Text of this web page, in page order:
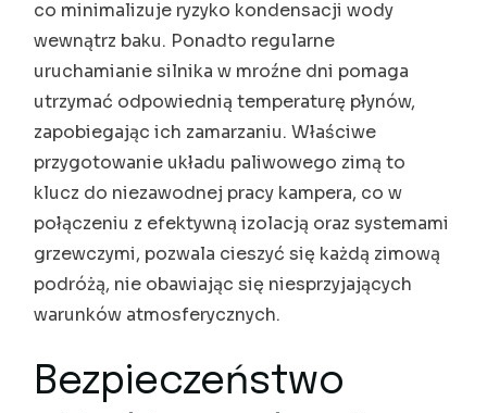
co minimalizuje ryzyko kondensacji wody
wewnątrz baku. Ponadto regularne
uruchamianie silnika w mroźne dni pomaga
utrzymać odpowiednią temperaturę płynów,
zapobiegając ich zamarzaniu. Właściwe
przygotowanie układu paliwowego zimą to
klucz do niezawodnej pracy kampera, co w
połączeniu z efektywną izolacją oraz systemami
grzewczymi, pozwala cieszyć się każdą zimową
podróżą, nie obawiając się niesprzyjających
warunków atmosferycznych.
Bezpieczeństwo